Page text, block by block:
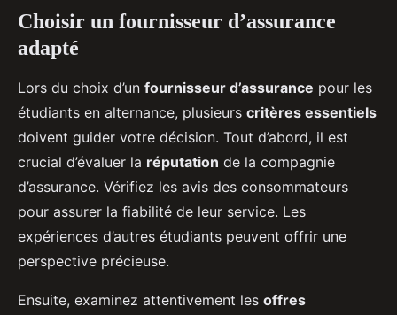
Choisir un fournisseur d’assurance
adapté
Lors du choix d’un fournisseur d’assurance pour les
étudiants en alternance, plusieurs critères essentiels
doivent guider votre décision. Tout d’abord, il est
crucial d’évaluer la réputation de la compagnie
d’assurance. Vérifiez les avis des consommateurs
pour assurer la fiabilité de leur service. Les
expériences d’autres étudiants peuvent offrir une
perspective précieuse.
Ensuite, examinez attentivement les offres